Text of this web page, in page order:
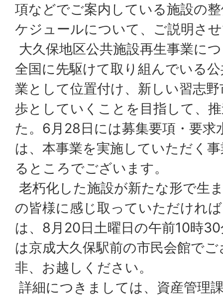
項などでご案内している施設の
ケジュールについて、ご説明さ
大久保地区公共施設再生事業に
全国に先駆けて取り組んでいる
業として位置付け、新しい習志
歩としていくことを目指して、
た。6月28日には募集要項・要求
は、本事業を実施していただく
るところでございます。
老朽化した施設が新たな形で生
の皆様に感じ取っていただけれ
は、8月20日土曜日の午前10時
は京成大久保駅前の市民会館で
非、お越しください。
詳細につきましては、資産管理